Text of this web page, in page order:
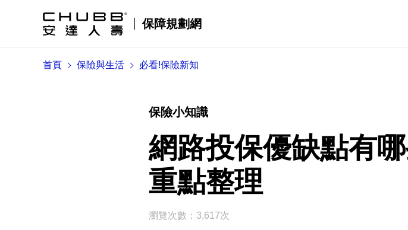
保障規劃網
首頁 保險與生活 必看!保險新知
保險小知識
網路投保優缺點有
重點整理
瀏覽次數：3,617次